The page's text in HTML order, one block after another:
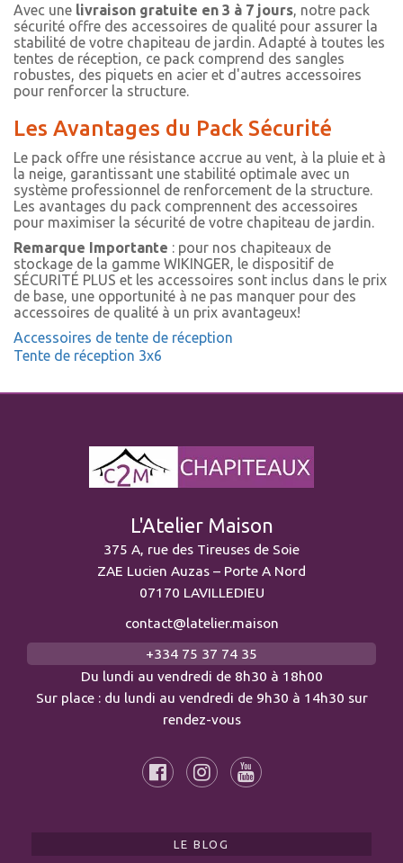
Avec une livraison gratuite en 3 à 7 jours, notre pack
sécurité offre des accessoires de qualité pour assurer la
stabilité de votre chapiteau de jardin. Adapté à toutes les
tentes de réception, ce pack comprend des sangles
robustes, des piquets en acier et d'autres accessoires
pour renforcer la structure.
Les Avantages du Pack Sécurité
Le pack offre une résistance accrue au vent, à la pluie et à
la neige, garantissant une stabilité optimale avec un
système professionnel de renforcement de la structure.
Les avantages du pack comprennent des accessoires
pour maximiser la sécurité de votre chapiteau de jardin.
Remarque Importante : pour nos chapiteaux de
stockage de la gamme WIKINGER, le dispositif de
SÉCURITÉ PLUS et les accessoires sont inclus dans le prix
de base, une opportunité à ne pas manquer pour des
accessoires de qualité à un prix avantageux!
Accessoires de tente de réception
Tente de réception 3x6
L'Atelier Maison
375 A, rue des Tireuses de Soie
ZAE Lucien Auzas – Porte A Nord
07170 LAVILLEDIEU
contact@latelier.maison
+334 75 37 74 35
Du lundi au vendredi de 8h30 à 18h00
Sur place : du lundi au vendredi de 9h30 à 14h30 sur
rendez-vous
LE BLOG